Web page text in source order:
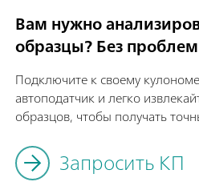
Вам нужно
образцы? Без
Подключите к своему
автоподатчик и легко
образцов, чтобы получать
Запросить КП